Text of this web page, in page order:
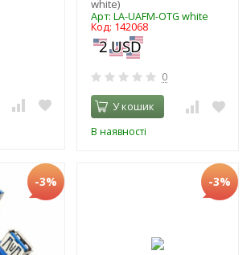
white)
Арт: LA-UAFM-OTG white
Код: 142068
0
У кошик
В наявності
-3% -3%